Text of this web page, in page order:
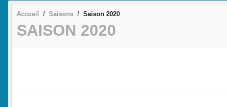
Accueil Saisons Saison 2020
SAISON 2020